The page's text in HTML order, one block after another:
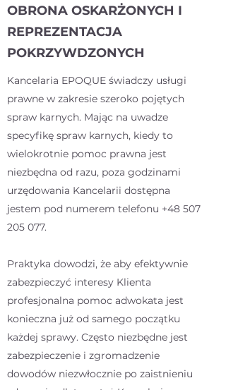
OBRONA OSKARŻONYCH I
REPREZENTACJA
POKRZYWDZONYCH
Kancelaria EPOQUE świadczy usługi
prawne w zakresie szeroko pojętych
spraw karnych. Mając na uwadze
specyfikę spraw karnych, kiedy to
wielokrotnie pomoc prawna jest
niezbędna od razu, poza godzinami
urzędowania Kancelarii dostępna
jestem pod numerem telefonu +48 507
205 077.
Praktyka dowodzi, że aby efektywnie
zabezpieczyć interesy Klienta
profesjonalna pomoc adwokata jest
konieczna już od samego początku
każdej sprawy. Często niezbędne jest
zabezpieczenie i zgromadzenie
dowodów niezwłocznie po zaistnieniu